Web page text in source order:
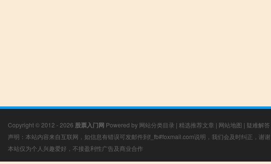
Copyright © 2012 - 2026 股票入门网 Powered by 网站分类目录 | 精选推荐文章 | 网站地图 | 疑难解答
声明：本站内容来自互联网，如信息有错误可发邮件到f_fb#foxmail.com说明，我们会及时纠正，谢谢
本站仅为个人兴趣爱好，不接盈利性广告及商业合作